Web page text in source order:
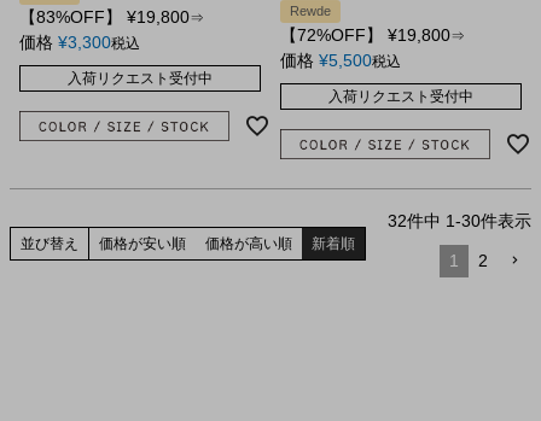
【83%OFF】 ¥19,800⇒
価格 ¥3,300税込
入荷リクエスト受付中
Rewde
【72%OFF】 ¥19,800⇒
価格 ¥5,500税込
入荷リクエスト受付中
並び替え 価格が安い順 価格が高い順 新着順
32件中 1-30件表示
1 2